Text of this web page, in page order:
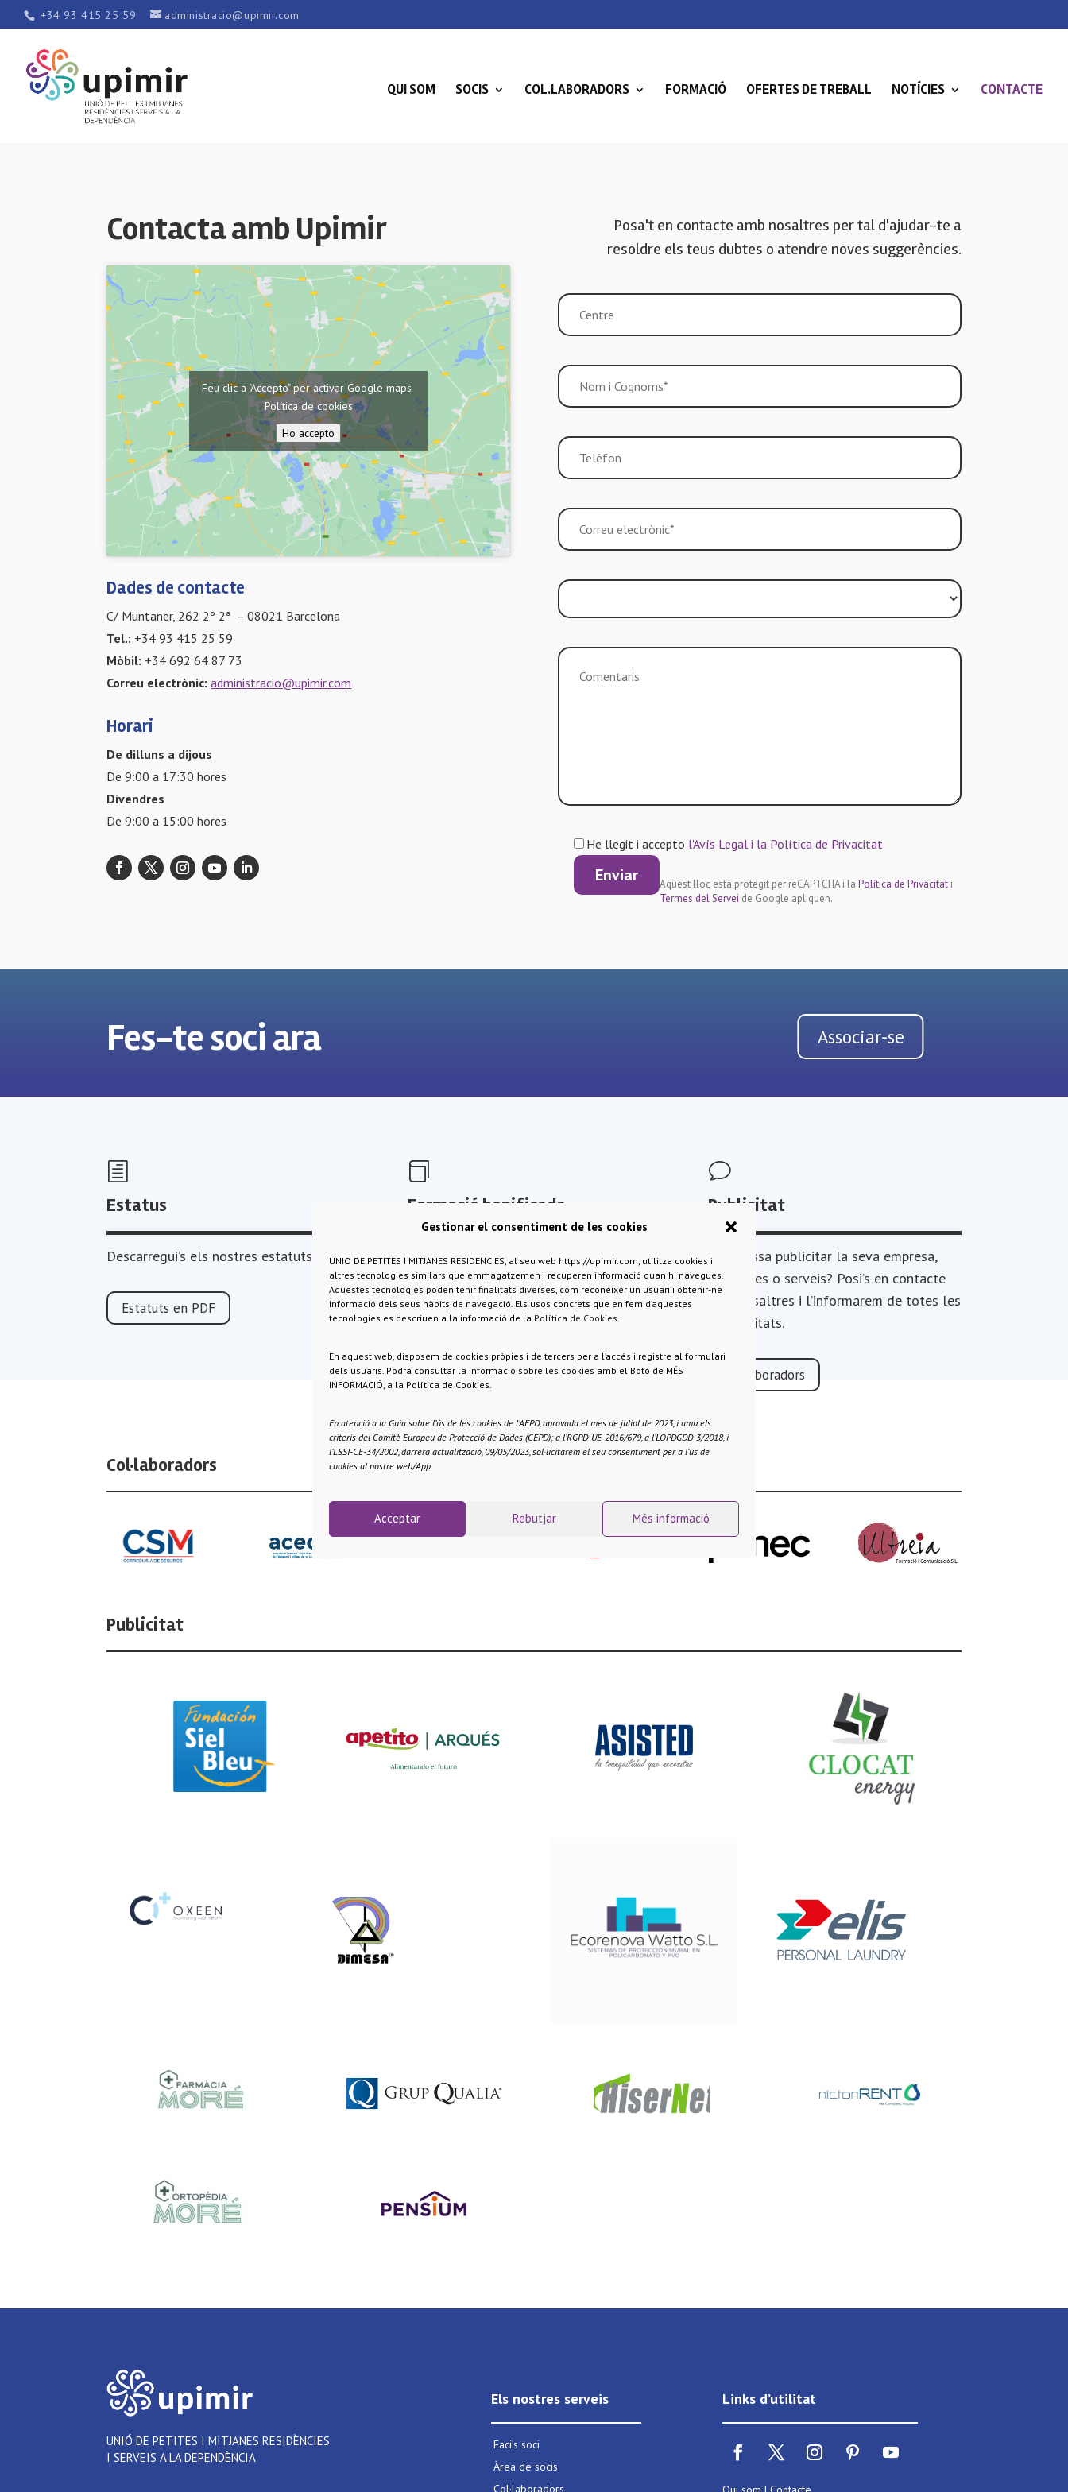
Gestionar el consentiment de les cookies
UNIO DE PETITES I MITJANES RESIDENCIES, al seu web https://upimir.com, utilitza cookies i
altres tecnologies similars que emmagatzemen i recuperen informació quan hi navegues.
Aquestes tecnologies poden tenir finalitats diverses, com reconèixer un usuari i obtenir-ne
informació dels seus hàbits de navegació. Els usos concrets que en fem d’aquestes
tecnologies es descriuen a la informació de la Política de Cookies
En aquest web, disposem de cookies pròpies i de tercers per a l’accés i registre al formulari
dels usuaris. Podrà consultar la informació sobre les cookies amb el Botó de MÉS
INFORMACIÓ, a la Política de Cookies.
En atenció a la Guia sobre l’ús de les cookies de l’AEPD, aprovada el mes de juliol de 2023, i amb els
criteris del Comitè Europeu de Protecció de Dades (CEPD); a l’RGPD-UE-2016/679, a l’LOPDGDD-3/2018, i
l’LSSI-CE-34/2002, darrera actualització, 09/05/2023, sol·licitarem el seu consentiment per a l’ús de
cookies al nostre web/App.
Acceptar Rebutjar Més informació
+34 93 415 25 59 administracio@upimir.com
QUI SOM SOCIS COL.LABORADORS FORMACIÓ OFERTES DE TREBALL NOTÍCIES CONTACTE
Contacta amb Upimir
Feu clic a "Accepto" per activar Google maps
Política de cookies
Ho accepto
Dades de contacte
C/ Muntaner, 262 2º 2ª – 08021 Barcelona
Tel.: +34 93 415 25 59
Mòbil: +34 692 64 87 73
Correu electrònic: administracio@upimir.com
Horari
De dilluns a dijous
De 9:00 a 17:30 hores
Divendres
De 9:00 a 15:00 hores
Posa't en contacte amb nosaltres per tal d'ajudar-te a
resoldre els teus dubtes o atendre noves suggerències.
He llegit i accepto l'Avís Legal i la Política de Privacitat
Aquest lloc està protegit per reCAPTCHA i la Política de Privacitat i
Termes del Servei de Google apliquen.
Fes-te soci ara Associar-se
h
Estatus
Descarregui’s els nostres estatuts.
Estatuts en PDF

Formació bonificada
UPIMIR anima a les seves empreses
associades a beneficiar-se del sistema de
bonificacions per finançar totalment o
parcialment els costos de formació dels
v
Publicitat
L’interessa publicitar la seva empresa,
productes o serveis? Posi’s en contacte
amb nosaltres i l’informarem de totes les
possibilitats.
Col·laboradors
Col·laboradors
Publicitat
UNIÓ DE PETITES I MITJANES RESIDÈNCIES
I SERVEIS A LA DEPENDÈNCIA
Els nostres serveis
Faci’s soci
Àrea de socis
Col·laboradors
Links d’utilitat